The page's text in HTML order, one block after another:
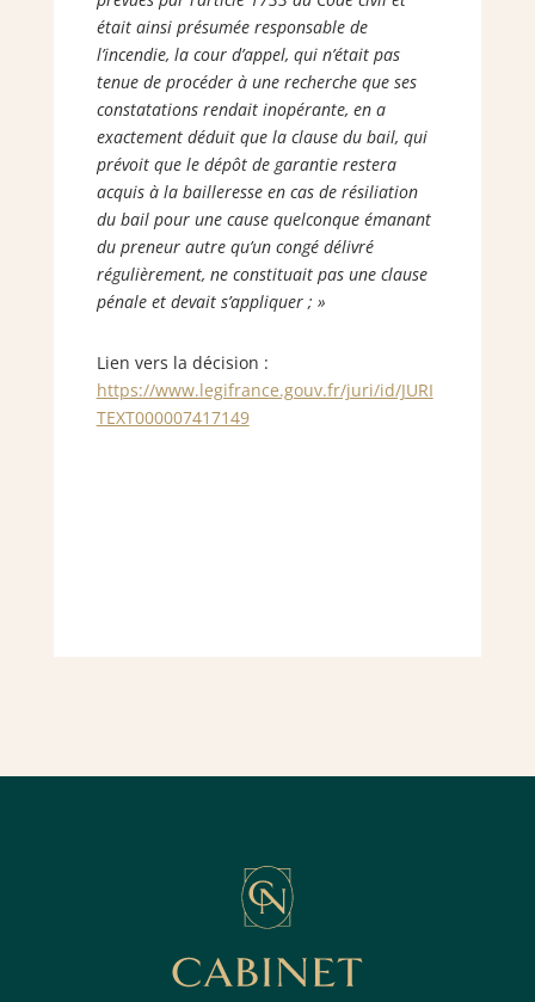
était ainsi présumée responsable de
l’incendie, la cour d’appel, qui n’était pas
tenue de procéder à une recherche que ses
constatations rendait inopérante, en a
exactement déduit que la clause du bail, qui
prévoit que le dépôt de garantie restera
acquis à la bailleresse en cas de résiliation
du bail pour une cause quelconque émanant
du preneur autre qu’un congé délivré
régulièrement, ne constituait pas une clause
pénale et devait s’appliquer ; »
Lien vers la décision :
https://www.legifrance.gouv.fr/juri/id/JURI
TEXT000007417149